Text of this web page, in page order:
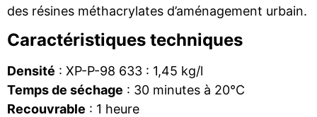
des résines méthacrylates d’aménagement urbain.
Caractéristiques techniques
Densité : XP-P-98 633 : 1,45 kg/l
Temps de séchage : 30 minutes à 20°C
Recouvrable : 1 heure